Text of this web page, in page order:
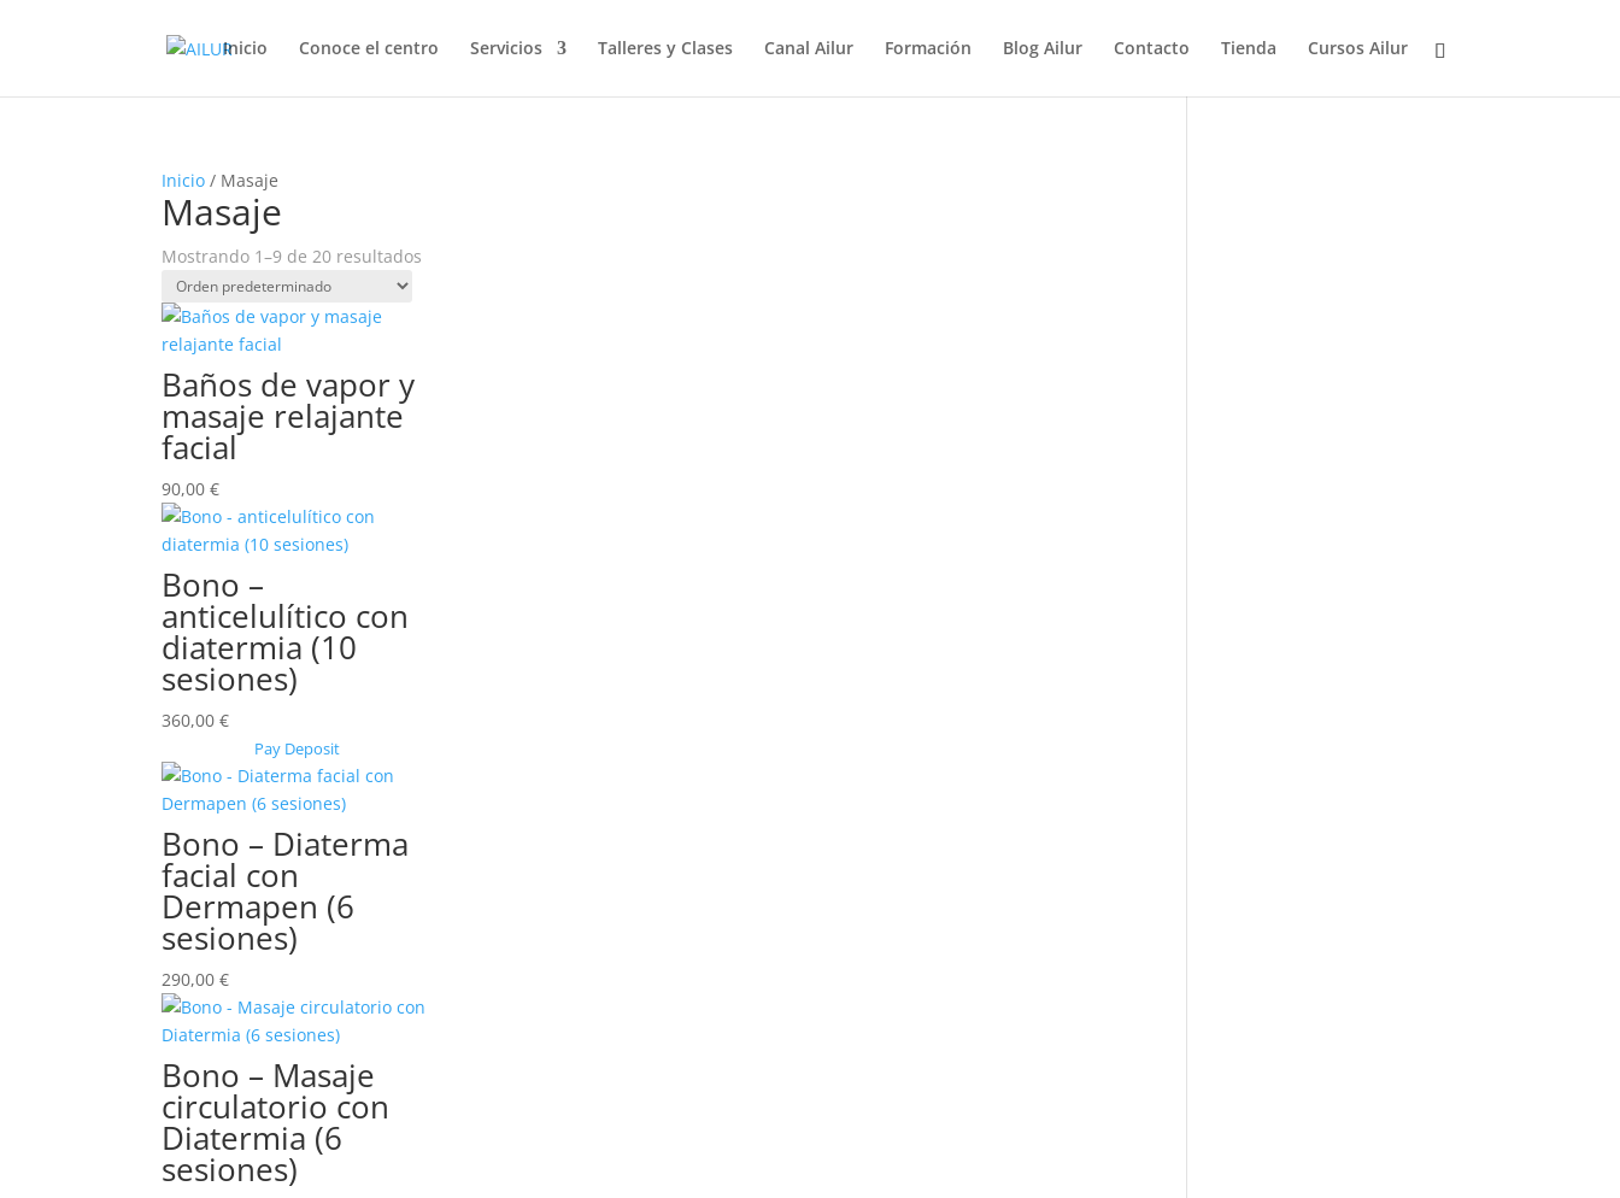
Inicio Conoce el centro Servicios Talleres y Clases Canal Ailur Formación Blog Ailur Contacto Tienda Cursos Ailur
Inicio / Masaje
Masaje
Mostrando 1–9 de 20 resultados
Baños de vapor y
masaje relajante
facial
90,00€
Bono –
anticelulítico con
diatermia (10
sesiones)
360,00€
Pay Deposit
Bono – Diaterma
facial con
Dermapen (6
sesiones)
290,00€
Bono – Masaje
circulatorio con
Diatermia (6
sesiones)